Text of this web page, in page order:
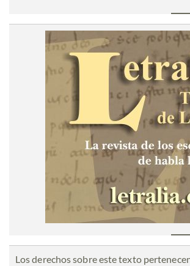
Los derechos sobre este texto